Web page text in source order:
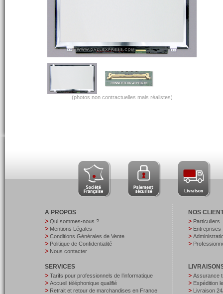
(photos non contractuelles mais réalistes)
A PROPOS
Qui sommes-nous ?
Mentions Légales
Conditions Générales de Vente
Politique de Confidentialité
Nous contacter
SERVICES
Tarifs pour professionnels de l’informatique
Accueil téléphonique qualifié
Retrait et retour de marchandises en France
NOS
Particuliers
Entreprises
Assurance
Expédition
Livraison